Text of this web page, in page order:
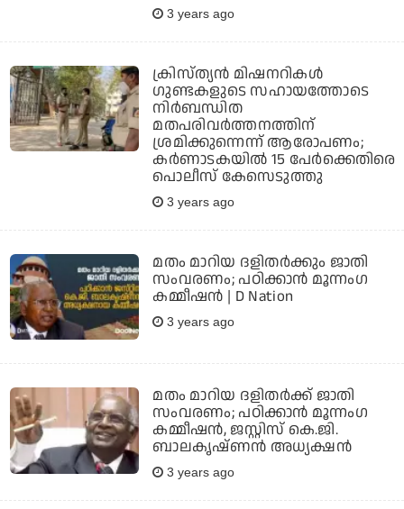
3 years ago
ക്രിസ്ത്യന്‍ മിഷനറികള്‍
ഗുണ്ടകളുടെ സഹായത്തോടെ
നിര്‍ബന്ധിത
മതപരിവര്‍ത്തനത്തിന്
ശ്രമിക്കുന്നെന്ന് ആരോപണം;
കര്‍ണാടകയില്‍ 15 പേര്‍ക്കെതിരെ
പൊലീസ് കേസെടുത്തു
3 years ago
മതം മാറിയ ദളിതർക്കും ജാതി
സംവരണം; പഠിക്കാൻ മൂന്നംഗ
കമ്മീഷൻ | D Nation
3 years ago
മതം മാറിയ ദളിതര്‍ക്ക് ജാതി
സംവരണം; പഠിക്കാന്‍ മൂന്നംഗ
കമ്മീഷന്‍, ജസ്റ്റിസ് കെ.ജി.
ബാലകൃഷ്ണന്‍ അധ്യക്ഷന്‍
3 years ago